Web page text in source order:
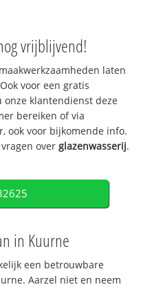
vrijblijvend!
laten
voor een gratis
klantendienst deze
bereiken of via
ook voor bijkomende info.
overglazenwasserij.
in Kuurne
een betrouwbare
Aarzel niet en neem